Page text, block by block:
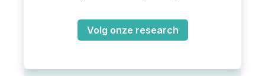
Volg onze research